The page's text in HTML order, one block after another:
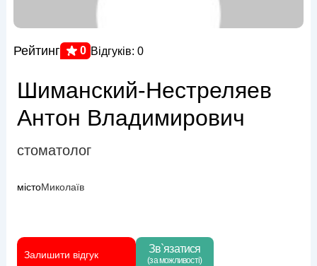
Рейтинг 0 Відгуків: 0
Шиманский-Нестреляев
Антон Владимирович
стоматолог
містоМиколаїв
Залишити відгук Зв`язатися
(за можливості)